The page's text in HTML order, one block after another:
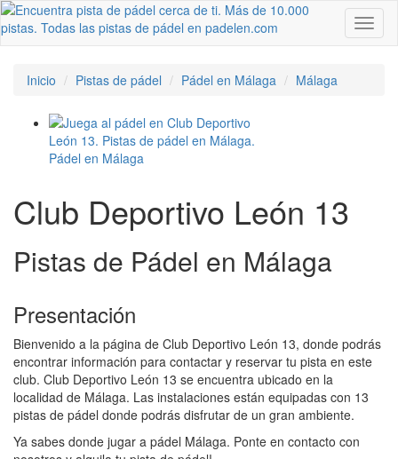
Inicio Pistas de pádel Pádel en Málaga Málaga
Club Deportivo León 13
Pistas de Pádel en Málaga
Presentación
Bienvenido a la página de Club Deportivo León 13, donde podrás
encontrar información para contactar y reservar tu pista en este
club. Club Deportivo León 13 se encuentra ubicado en la
localidad de Málaga. Las instalaciones están equipadas con 13
pistas de pádel donde podrás disfrutar de un gran ambiente.
Ya sabes donde jugar a pádel Málaga. Ponte en contacto con